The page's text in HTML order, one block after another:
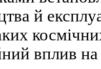
й
вплив